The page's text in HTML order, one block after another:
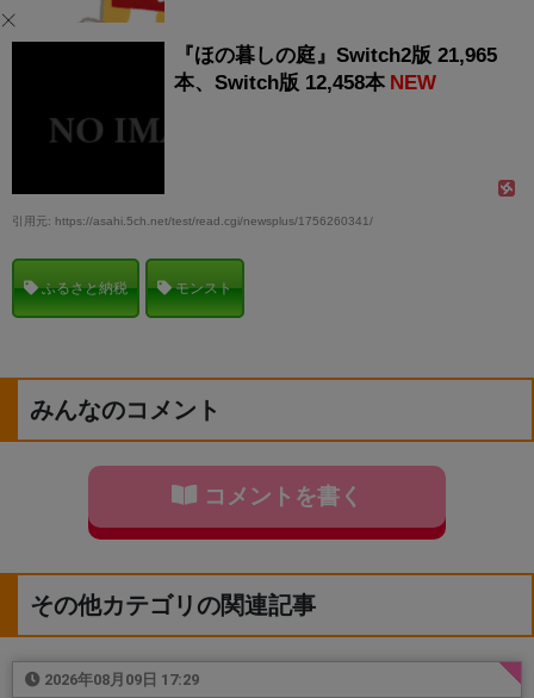
『ほの暮しの庭』Switch2版 21,965
本、Switch版 12,458本 NEW
引用元: https://asahi.5ch.net/test/read.cgi/newsplus/1756260341/
ふるさと納税 モンスト
みんなのコメント
コメントを書く
その他カテゴリの関連記事
2026年08月09日 17:29